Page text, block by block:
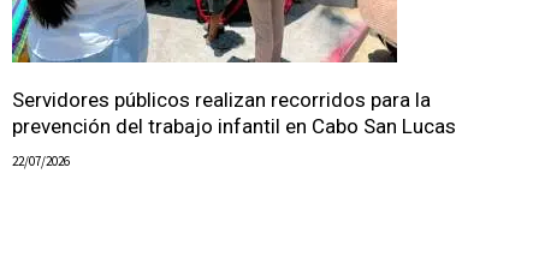
Servidores públicos realizan recorridos para la
prevención del trabajo infantil en Cabo San Lucas
22/07/2026